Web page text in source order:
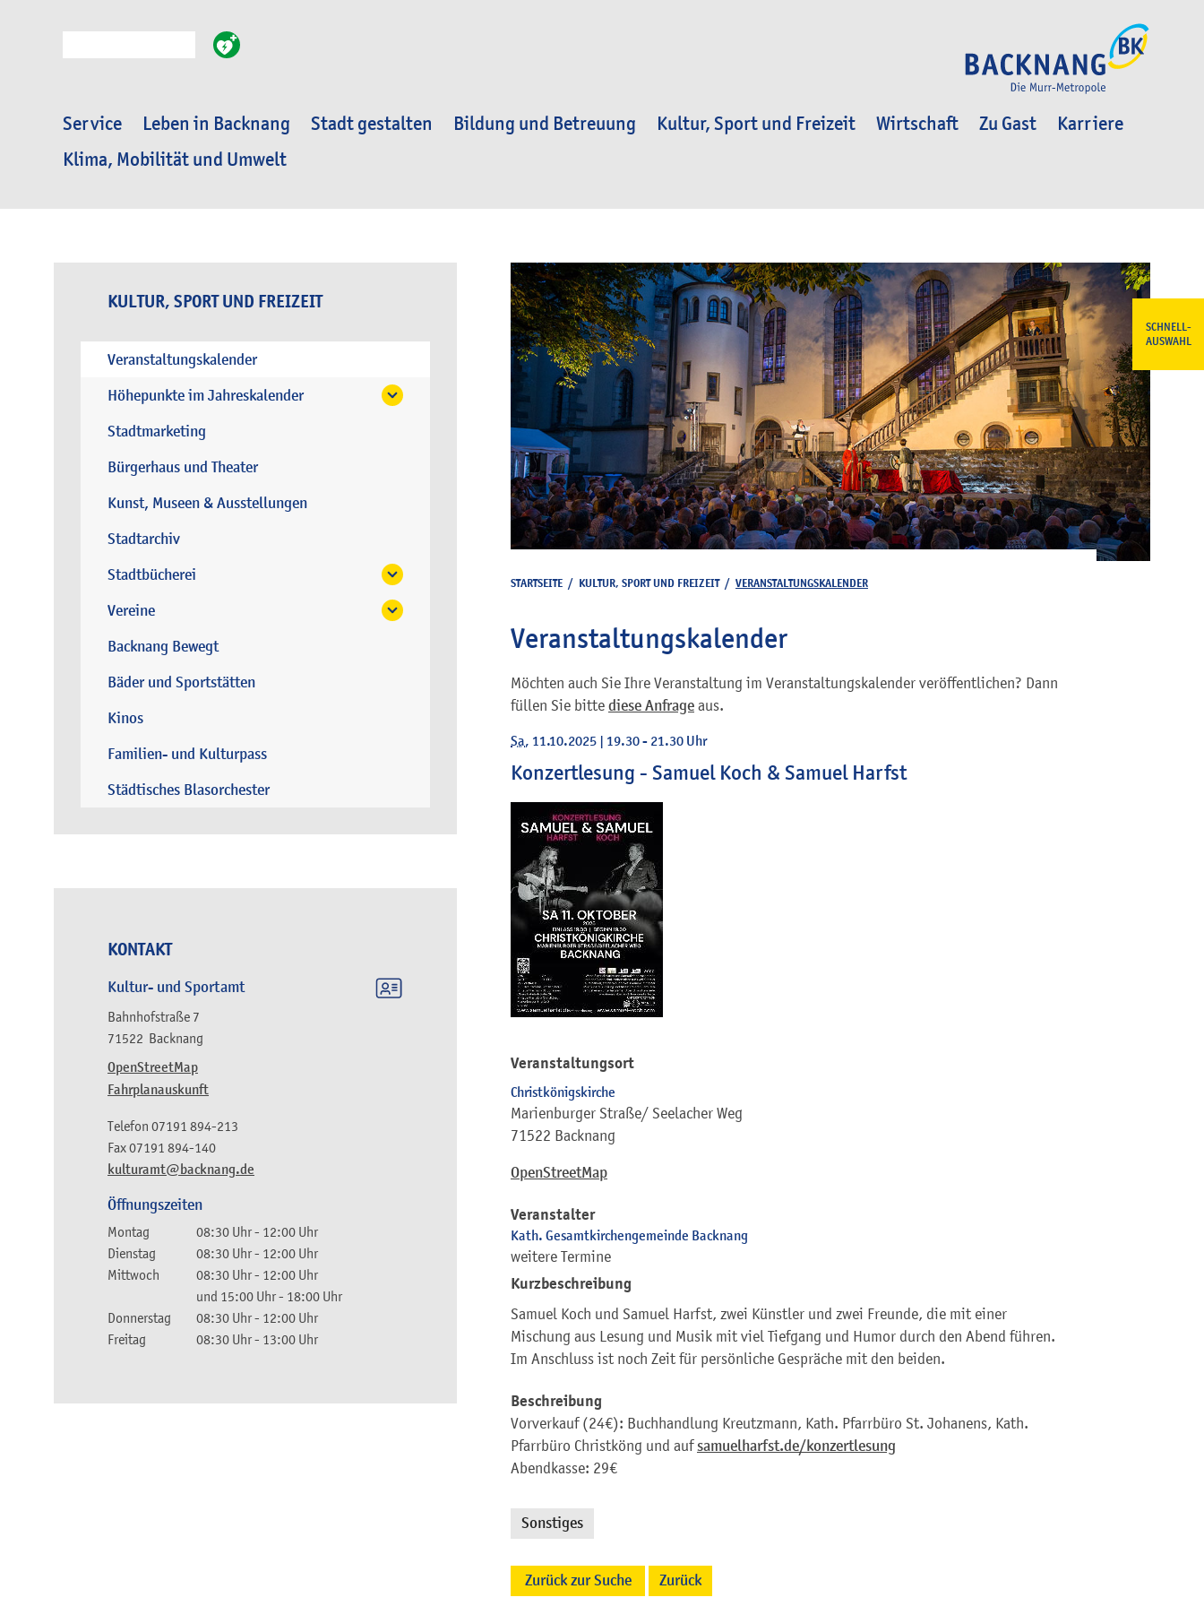
Service Leben in Backnang Stadt gestalten Bildung und Betreuung Kultur, Sport und Freizeit Wirtschaft Zu Gast
Karriere
Klima, Mobilität und Umwelt
SCHNELL-
AUSWAHL
KULTUR, SPORT UND FREIZEIT
Veranstaltungskalender
Höhepunkte im Jahreskalender
Stadtmarketing
Bürgerhaus und Theater
Kunst, Museen & Ausstellungen
Stadtarchiv
Stadtbücherei
Vereine
Backnang Bewegt
Bäder und Sportstätten
Kinos
Familien- und Kulturpass
Städtisches Blasorchester
KONTAKT
Kultur- und Sportamt
Bahnhofstraße 7
71522 Backnang
OpenStreetMap
Fahrplanauskunft
kulturamt@backnang.de
Telefon 07191 894-213
Fax07191 894-140
Öffnungszeiten
Montag 08:30 Uhr- 12:00 Uhr
Dienstag
08:30 Uhr- 12:00 Uhr
Mittwoch
08:30 Uhr- 12:00 Uhr
und 15:00 Uhr- 18:00 Uhr
Donnerstag
08:30 Uhr- 12:00 Uhr
Freitag
08:30 Uhr- 13:00 Uhr
STARTSEITE / KULTUR, SPORT UND FREIZEIT/ VERANSTALTUNGSKALENDER
Veranstaltungskalender
Möchten auch Sie Ihre Veranstaltung im Veranstaltungskalender veröffentlichen? Dann
füllen Sie bitte diese Anfrage aus.
Sa, 11.10.2025 | 19.30 - 21.30 Uhr
Konzertlesung - Samuel Koch & Samuel Harfst
Veranstaltungsort
Christkönigskirche
Marienburger Straße/ Seelacher Weg
71522 Backnang
OpenStreetMap
Veranstalter
Kath. Gesamtkirchengemeinde Backnang
weitere Termine
Kurzbeschreibung
Samuel Koch und Samuel Harfst, zwei Künstler und zwei Freunde, die mit einer
Mischung aus Lesung und Musik mit viel Tiefgang und Humor durch den Abend führen.
Im Anschluss ist noch Zeit für persönliche Gespräche mit den beiden.
Beschreibung
Vorverkauf (24€): Buchhandlung Kreutzmann, Kath. Pfarrbüro St. Johanens, Kath.
Pfarrbüro Christköng und aufsamuelharfst.de/konzertlesung
Abendkasse: 29€
Sonstiges
Zurück zur Suche Zurück